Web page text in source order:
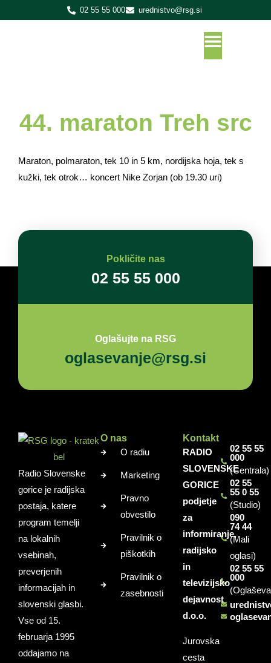
02 55 55 000 urednistvo@rsg.si
44. maraton Treh src
Maraton, polmaraton, tek 10 in 5 km, nordijska hoja, tek s
kužki, tek otrok… koncert Nike Zorjan (ob 19.30 uri)
Pokličite nas
02 55 55 000
Oglašujte na RSG
oglasevanje@rsg.si
Radio Slovenske
gorice je radijska
postaja, katere
program temelji
na lokalnih
vsebinah,
preverjenih
informacijah in
slovenski glasbi.
Vse od 15.
februarja 1995
oddajamo na
O nas
O radiu
Marketing
Pravno
obvestilo
Pravilnik o
piškotkih
Pravilnik o
zasebnosti
Kontakt
RADIO
SLOVENSKE
GORICE
podjetje
za
informiranje,
radijsko
in
televizijsko
dejavnost
d.o.o.
Jurovska
cesta
02 55 55
000
(Centrala)
02 55
55 0 55
(Studio)
090
74 44
(Mali
oglasi)
02 55 55
000